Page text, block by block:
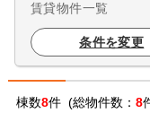
賃貸物件一覧
条件を変更
棟数8件 (総物件数： 8